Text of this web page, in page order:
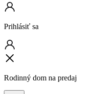
Prihlásiť sa
Rodinný dom na predaj